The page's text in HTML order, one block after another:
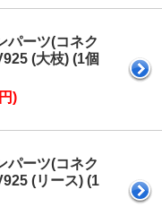
パーツ(コネク
(大枝) (1個
)
パーツ(コネク
(リース) (1